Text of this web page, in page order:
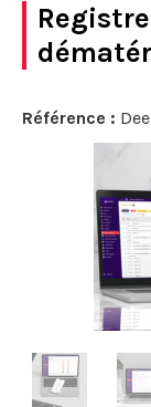
Référence :